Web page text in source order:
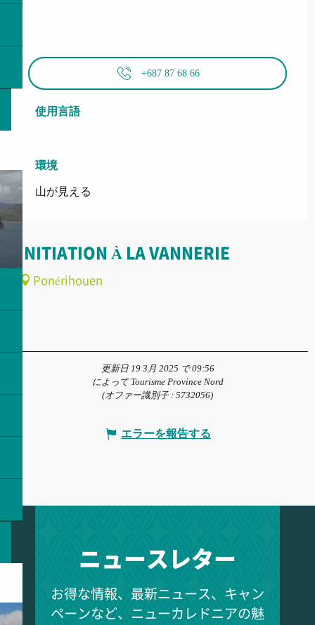
+687 87 68 66
使用言語
使用言語
環境
環境
山が見える
INITIATION À LA VANNERIE
Ponérihouen
更新日 19 3月 2025 で 09:56
によって Tourisme Province Nord
(オファー識別子 : 5732056)
エラーを報告する
ニュースレター
お得な情報、最新ニュース、キャン
ペーンなど、ニューカレドニアの魅